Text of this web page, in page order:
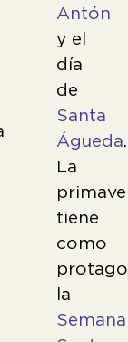
Antón
y el
día
de
Santa
Águeda.
La
tiene
como
la
Semana